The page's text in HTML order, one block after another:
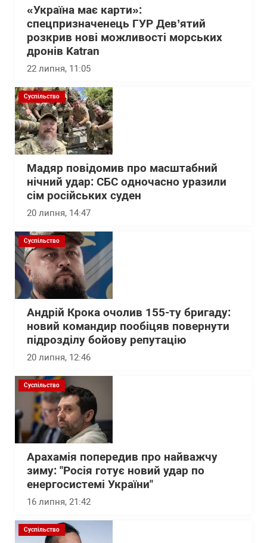
«Україна має карти»:
спецпризначенець ГУР Дев’ятий
розкрив нові можливості морських
дронів Katran
22 липня, 11:05
Суспільство
Мадяр повідомив про масштабний
нічний удар: СБС одночасно уразили
сім російських суден
20 липня, 14:47
Суспільство
Андрій Крока очолив 155-ту бригаду:
новий командир пообіцяв повернути
підрозділу бойову репутацію
20 липня, 12:46
Суспільство
Арахамія попередив про найважчу
зиму: "Росія готує новий удар по
енергосистемі України"
16 липня, 21:42
Суспільство